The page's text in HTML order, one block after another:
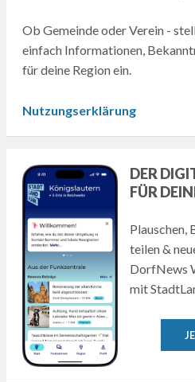
Ob Gemeinde oder Verein -
einfach Informationen,
für deine Region ein.
Nutzungserklärung
DER
FÜR
Plauschen,
teilen &
DorfNews
mit